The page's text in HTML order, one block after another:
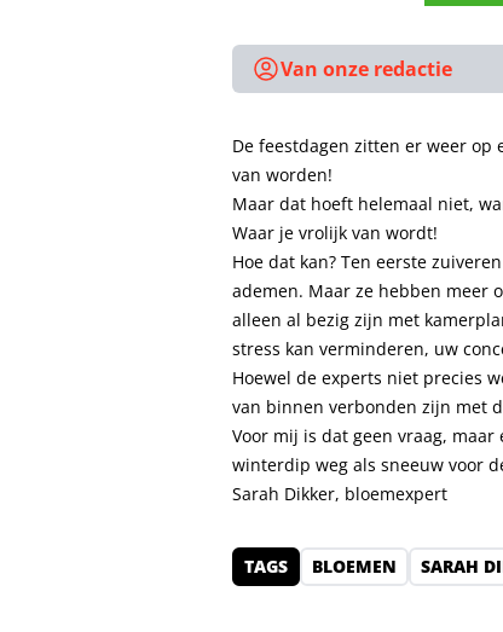
Van onze redactie
De feestdagen zitten er weer op
van worden!
Maar dat hoeft helemaal niet,
Waar je vrolijk van wordt!
Hoe dat kan? Ten eerste
ademen. Maar ze hebben meer
alleen al bezig zijn met
stress kan verminderen, uw
Hoewel de experts niet precies
van binnen verbonden zijn met
Voor mij is dat geen vraag,
winterdip weg als sneeuw voor
Sarah Dikker, bloemexpert
TAGS BLOEMEN SARAH